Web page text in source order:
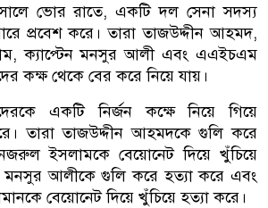
ভোর রাতে, একটি দল সেনা সদস্য
প্রবেশ করে। তারা তাজউদ্দীন আহমদ,
ক্যাপ্টেন মনসুর আলী এবং এএইচএম
কক্ষ থেকে বের করে নিয়ে যায়।
একটি নির্জন কক্ষে নিয়ে গিয়ে
তারা তাজউদ্দীন আহমদকে গুলি করে
ইসলামকে বেয়োনেট দিয়ে খুঁচিয়ে
মনসুর আলীকে গুলি করে হত্যা করে এবং
বেয়োনেট দিয়ে খুঁচিয়ে হত্যা করে।